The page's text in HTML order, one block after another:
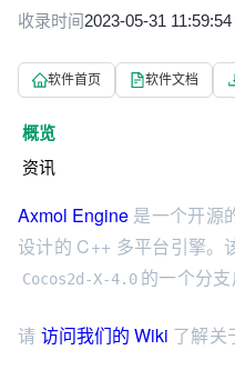
收录时间2023-05-31 11:59:54
软件首页 软件文档
概览
资讯
Axmol Engine 是一个开源
设计的 C++ 多平台引擎。
Cocos2d-X-4.0 的一个分支
请 访问我们的 Wiki 了解关